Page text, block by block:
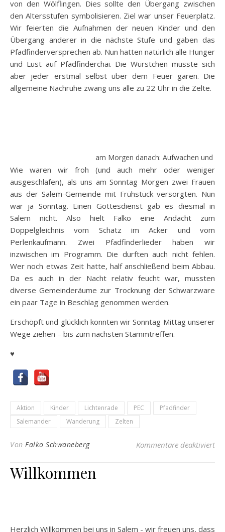
von den Wölflingen. Dies sollte den Übergang zwischen
den Altersstufen symbolisieren. Ziel war unser Feuerplatz.
Wir feierten die Aufnahmen der neuen Kinder und den
Übergang anderer in die nächste Stufe und gaben das
Pfadfinderversprechen ab. Nun hatten natürlich alle Hunger
und Lust auf Pfadfinderchai. Die Würstchen musste sich
aber jeder erstmal selbst über dem Feuer garen. Die
allgemeine Nachruhe zwang uns alle zu 22 Uhr in die Zelte.
am Morgen danach: Aufwachen und
Wie waren wir froh (und auch mehr oder weniger
ausgeschlafen), als uns am Sonntag Morgen zwei Frauen
aus der Salem-Gemeinde mit Frühstück versorgten. Nun
war ja Sonntag. Einen Gottesdienst gab es diesmal in
Salem nicht. Also hielt Falko eine Andacht zum
Doppelgleichnis vom Schatz im Acker und vom
Perlenkaufmann. Zwei Pfadfinderlieder haben wir
inzwischen im Programm. Die durften auch nicht fehlen.
Wer noch etwas Zeit hatte, half anschließend beim Abbau.
Da es auch in der Nacht relativ feucht war, mussten
diverse Gemeinderäume zur Trocknung der Schwarzware
ein paar Tage in Beschlag genommen werden.
Erschöpft und glücklich konnten wir Sonntag Mittag unserer
Wege ziehen – bis zum nächsten Stammtreffen.
♥
Aktion Kinder Lichtenrade PEC
Pfadfinder
Salemander
Wanderung Zelten
Von Falko Schwaneberg Kommentare deaktiviertfür
Willkommen
Herzlich Willkommen bei uns in Salem - wir freuen uns, dass